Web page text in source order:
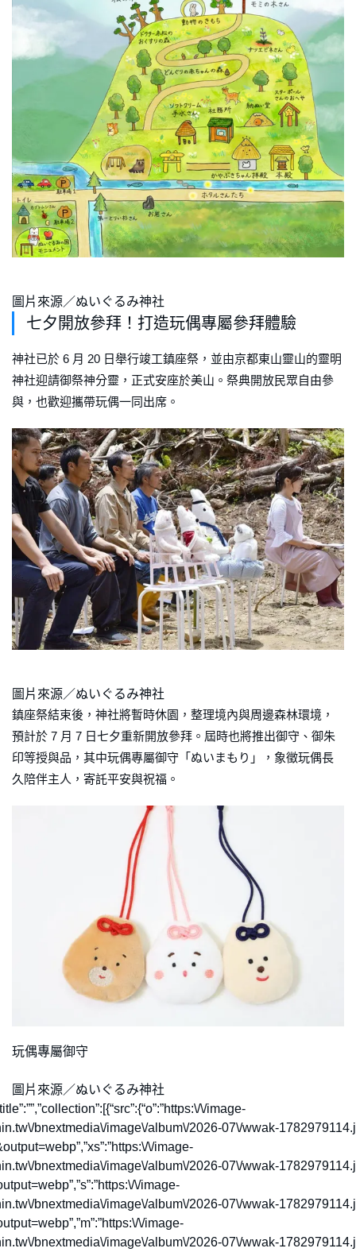
圖片來源／ぬいぐるみ神社
七夕開放參拜！打造玩偶專屬參拜體驗
神社已於 6 月 20 日舉行竣工鎮座祭，並由京都東山靈山的靈明
神社迎請御祭神分靈，正式安座於美山。祭典開放民眾自由參
與，也歡迎攜帶玩偶一同出席。
圖片來源／ぬいぐるみ神社
鎮座祭結束後，神社將暫時休園，整理境內與周邊森林環境，
預計於 7 月 7 日七夕重新開放參拜。屆時也將推出御守、御朱
印等授與品，其中玩偶專屬御守「ぬいまもり」，象徵玩偶長
久陪伴主人，寄託平安與祝福。
玩偶專屬御守
圖片來源／ぬいぐるみ神社
\/image-
bnextmedia\/image\/album\/2026-07\/wwak-
\/image-
bnextmedia\/image\/album\/2026-07\/wwak-
\/image-
bnextmedia\/image\/album\/2026-07\/wwak-
\/image-
bnextmedia\/image\/album\/2026-07\/wwak-